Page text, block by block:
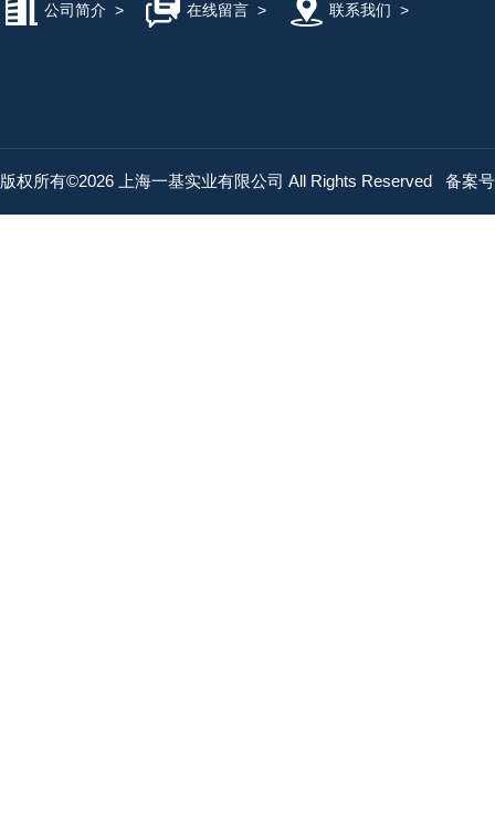
公司简介 > 在线留言> 联系我们 >
版权所有©2026 上海一基实业有限公司 All Rights Reserved 备案